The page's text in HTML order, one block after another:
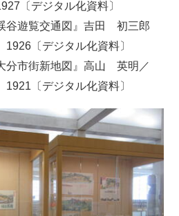
〔デジタル化資料〕
谷遊覧交通図』吉田 初三郎
〔デジタル化資料〕
分市街新地図』高山 英明／
〔デジタル化資料〕